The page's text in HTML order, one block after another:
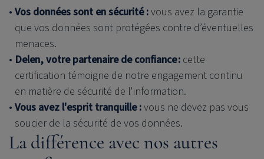
Vos données sont en sécurité :vous avez la garantie
que vos données sont protégées contre d’éventuelles
menaces.
Delen, votre partenaire de confiance : cette
certification témoigne de notre engagement continu
en matière de sécurité de l'information.
Vous avez l'esprit tranquille :vous ne devez pas vous
soucier de la sécurité de vos données.
La différence avec nos autres